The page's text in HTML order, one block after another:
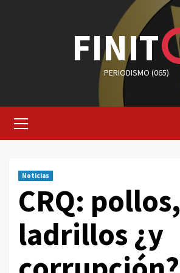
FINIT
PERIODISMO (065)
primario
Noticias
CRQ: pollos,
ladrillos ¿y